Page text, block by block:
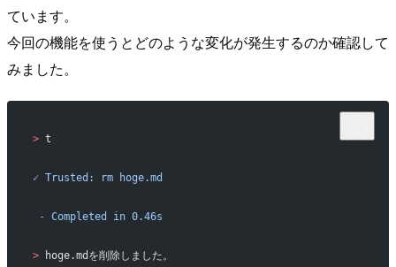
ています。
今回の機能を使うとどのような変化が発生するのか確認して
みました。
> t
✓ Trusted: rm hoge.md
- Completed in 0.46s
> hoge.mdを削除しました。